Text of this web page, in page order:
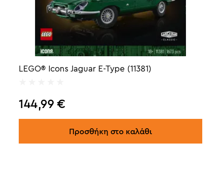
LEGO® Icons Jaguar E-Type (11381)
144,99 €
Προσθήκη στο καλάθι